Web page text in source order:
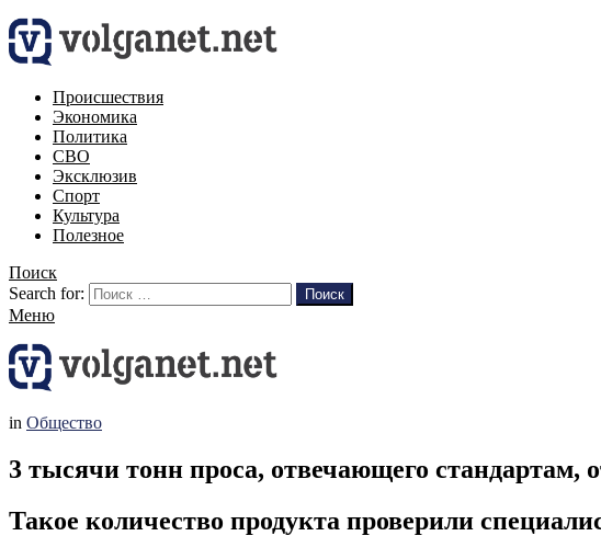
Происшествия
Экономика
Политика
СВО
Эксклюзив
Спорт
Культура
Полезное
Поиск
Search for:
Поиск
Меню
in Общество
3 тысячи тонн проса, отвечающего стандартам,
Такое количество продукта проверили